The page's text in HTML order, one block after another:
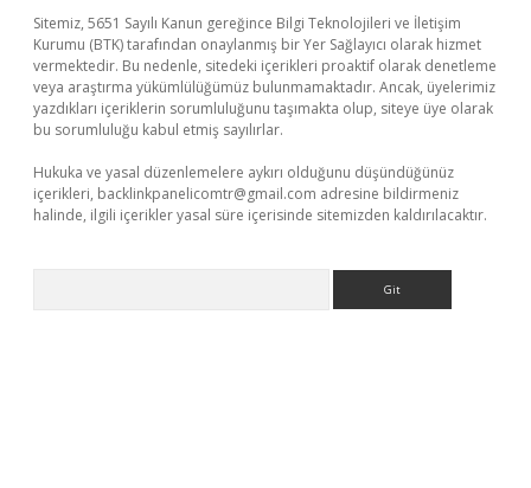
Sitemiz, 5651 Sayılı Kanun gereğince Bilgi Teknolojileri ve İletişim
Kurumu (BTK) tarafından onaylanmış bir Yer Sağlayıcı olarak hizmet
vermektedir. Bu nedenle, sitedeki içerikleri proaktif olarak denetleme
veya araştırma yükümlülüğümüz bulunmamaktadır. Ancak, üyelerimiz
yazdıkları içeriklerin sorumluluğunu taşımakta olup, siteye üye olarak
bu sorumluluğu kabul etmiş sayılırlar.
Hukuka ve yasal düzenlemelere aykırı olduğunu düşündüğünüz
içerikleri, backlinkpanelicomtr@gmail.com adresine bildirmeniz
halinde, ilgili içerikler yasal süre içerisinde sitemizden kaldırılacaktır.